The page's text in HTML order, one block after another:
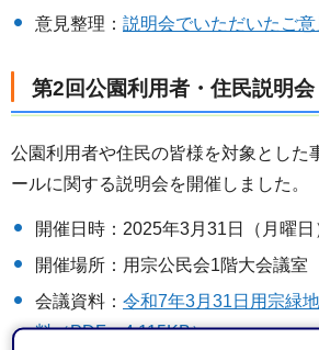
意見整理： 説明会でいただいたご意
第2回公園利用者・住民説明会
公園利用者や住民の皆様を対象とした
ールに関する説明会を開催しました。
開催日時：2025年3月31日（月曜
開催場所：用宗公民会1階大会議室
会議資料： 令和7年3月31日用宗緑
料（PDF：4,115KB）